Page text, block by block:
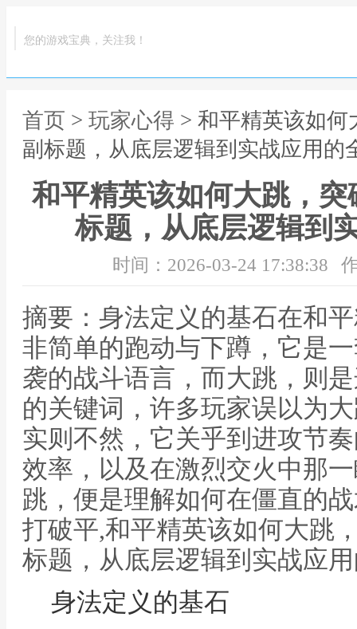
您的游戏宝典，关注我！
首页 > 玩家心得 > 和平精英该如
副标题，从底层逻辑到实战应用的
和平精英该如何大跳，
标题，从底层逻辑到
时间：2026-03-24 17:38:38
摘要：身法定义的基石在和
非简单的跑动与下蹲，它是
袭的战斗语言，而大跳，则
的关键词，许多玩家误以为
实则不然，它关乎到进攻节
效率，以及在激烈交火中那
跳，便是理解如何在僵直的
打破平,和平精英该如何大跳
标题，从底层逻辑到实战应
身法定义的基石